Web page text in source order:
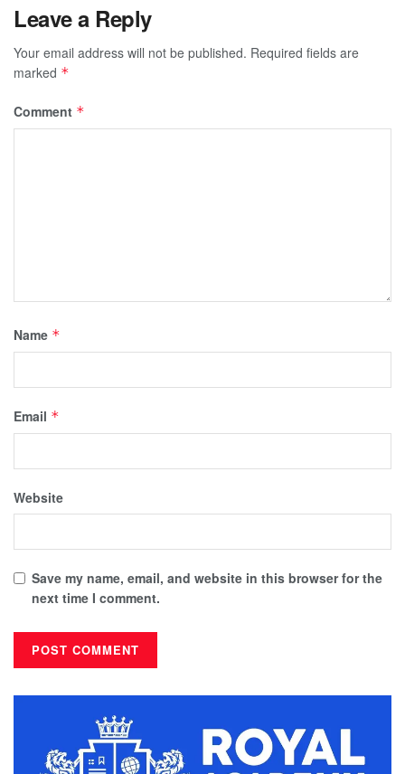
Leave a Reply
Your email address will not be published. Required fields are
marked *
Comment *
Name *
Email *
Website
Save my name, email, and website in this browser for the
next time I comment.